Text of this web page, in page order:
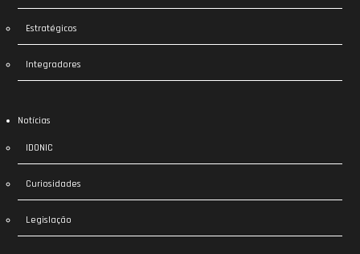
Estratégicos
Integradores
Notícias
IDONIC
Curiosidades
Legislação